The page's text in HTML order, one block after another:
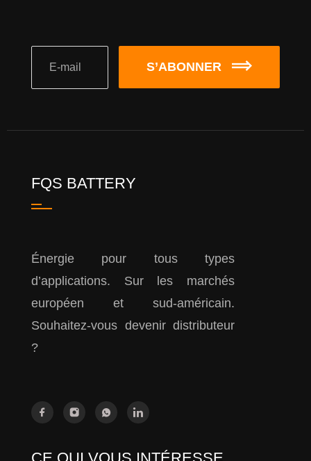
S’ABONNER
FQS BATTERY
Énergie pour tous types
d’applications. Sur les marchés
européen et sud-américain.
Souhaitez-vous devenir distributeur
?